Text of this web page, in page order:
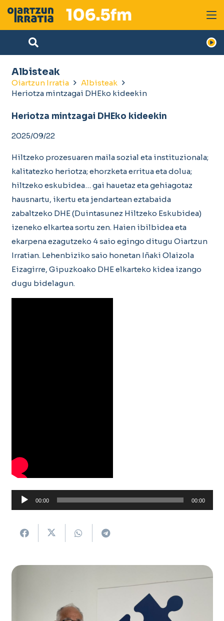
Albisteak
Oiartzun Irratia
Albisteak
Heriotza mintzagai DHEko kideekin
Heriotza mintzagai DHEko kideekin
2025/09/22
Hiltzeko prozesuaren maila sozial eta instituzionala;
kalitatezko heriotza; ehorzketa erritua eta dolua;
hiltzeko eskubidea… gai hauetaz eta gehiagotaz
hausnartu, ikertu eta jendartean eztabaida
zabaltzeko DHE (Duintasunez Hiltzeko Eskubidea)
izeneko elkartea sortu zen. Haien ibilbidea eta
ekarpena ezagutzeko 4 saio egingo ditugu Oiartzun
Irratian. Lehenbiziko saio honetan Iñaki Olaizola
Eizagirre, Gipuzkoako DHE elkarteko kidea izango
dugu bidelagun.
Soinu
erreproduzigailua
00:00 00:00